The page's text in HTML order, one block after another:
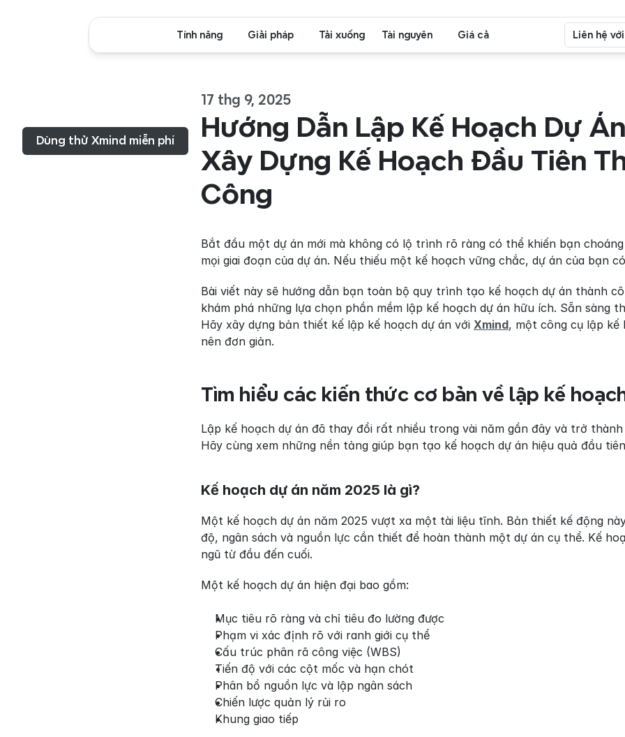
Dùng thử Xmind miễn phí
17 thg 9, 2025
Hướng Dẫn Lập Kế Hoạch Dự
Xây Dựng Kế Hoạch Đầu Tiên
Công
Bắt đầu một dự án mới mà không có lộ trình rõ ràng có thể khiến bạn
mọi giai đoạn của dự án. Nếu thiếu một kế hoạch vững chắc, dự án của bạn
Bài viết này sẽ hướng dẫn bạn toàn bộ quy trình tạo kế hoạch dự án thành
khám phá những lựa chọn phần mềm lập kế hoạch dự án hữu ích. Sẵn sàng
Hãy xây dựng bản thiết kế lập kế hoạch dự án với Xmind, một công cụ lập
nên đơn giản.
Tìm hiểu các kiến thức cơ bản về lập kế
Lập kế hoạch dự án đã thay đổi rất nhiều trong vài năm gần đây và trở
Hãy cùng xem những nền tảng giúp bạn tạo kế hoạch dự án hiệu quả đầu
Kế hoạch dự án năm 2025 là gì?
Một kế hoạch dự án năm 2025 vượt xa một tài liệu tĩnh. Bản thiết kế động
độ, ngân sách và nguồn lực cần thiết để hoàn thành một dự án cụ thể. Kế
ngũ từ đầu đến cuối.
Một kế hoạch dự án hiện đại bao gồm:
Mục tiêu rõ ràng và chỉ tiêu đo lường được
Phạm vi xác định rõ với ranh giới cụ thể
Cấu trúc phân rã công việc (WBS)
Tiến độ với các cột mốc và hạn chót
Phân bổ nguồn lực và lập ngân sách
Chiến lược quản lý rủi ro
Khung giao tiếp
Tính năng Giải pháp Tải xuống Tài nguyên Giá cả Liên hệ